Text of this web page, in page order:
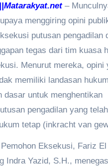
–
menggiring opini
putusan pengadilan
tegas dari tim kuasa
Menurut mereka, opini
memiliki landasan
dasar untuk menghentikan
pengadilan yang telah
tetap (inkracht van
Eksekusi, Fariz
Indra Yazid, S.H.,